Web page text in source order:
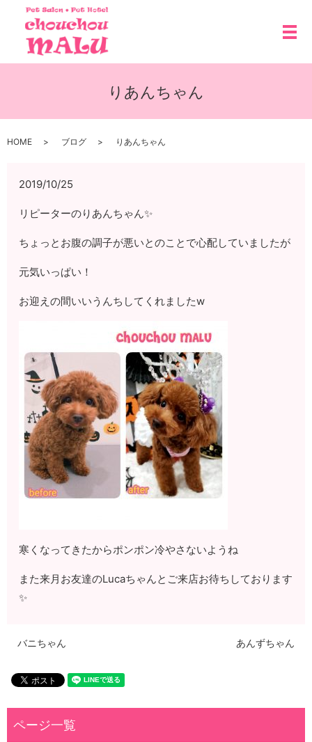
メ
りあんちゃん
HOME ブログ りあんちゃん
2019/10/25
リピーターのりあんちゃん✨
ちょっとお腹の調子が悪いとのことで心配していましたが
元気いっぱい！
お迎えの間いいうんちしてくれましたw
寒くなってきたからポンポン冷やさないようね
また来月お友達のLucaちゃんとご来店お待ちしております
✨
バニちゃん あんずちゃん